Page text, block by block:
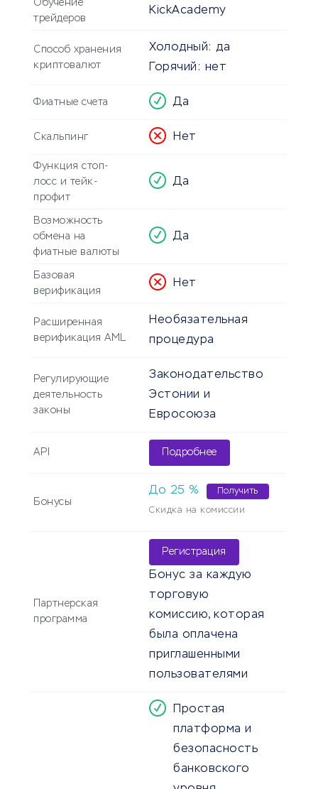
Обучение
трейдеров
KickAcademy
Способ хранения
криптовалют
Холодный: да
Горячий: нет
Фиатные счета Да
Скальпинг Нет
Функция стоп-
лосс и тейк-
профит
Да
Возможность
обмена на
фиатные валюты
Да
Базовая
верификация
Нет
Расширенная
верификация AML
Необязательная
процедура
Регулирующие
деятельность
законы
Законодательство
Эстонии и
Евросоюза
API Подробнее
Бонусы
До 25 % Получить
Скидка на комиссии
Партнерская
программа
Регистрация
Бонус за каждую
торговую
комиссию, которая
была оплачена
приглашенными
пользователями
Простая
платформа и
безопасность
банковского